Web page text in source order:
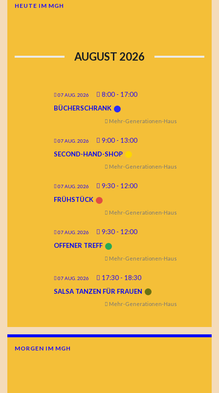
HEUTE IM MGH
AUGUST 2026
07 AUG. 2026 8:00 - 17:00
BÜCHERSCHRANK
Mehr-Generationen-Haus
07 AUG. 2026 9:00 - 13:00
SECOND-HAND-SHOP
Mehr-Generationen-Haus
07 AUG. 2026 9:30 - 12:00
FRÜHSTÜCK
Mehr-Generationen-Haus
07 AUG. 2026 9:30 - 12:00
OFFENER TREFF
Mehr-Generationen-Haus
07 AUG. 2026 17:30 - 18:30
SALSA TANZEN FÜR FRAUEN
Mehr-Generationen-Haus
MORGEN IM MGH